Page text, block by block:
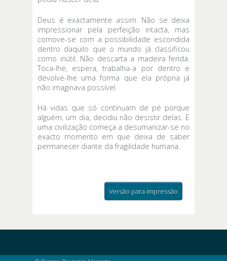
Deus é exactamente assim. Não se deixa
impressionar pela perfeição intacta, mas
comove-se com a possibilidade escondida
dentro daquilo que o mundo já classificou
como inútil. Não descarta a madeira ferida.
Toca-lhe, espera, trabalha-a por dentro e
devolve-lhe uma forma que ela própria já
não imaginava possível.
Há vidas que só continuam de pé porque
alguém, um dia, decidiu não desistir delas. E
uma civilização começa a desumanizar-se no
exacto momento em que deixa de saber
permanecer diante da fragilidade humana.
Versão para impressão